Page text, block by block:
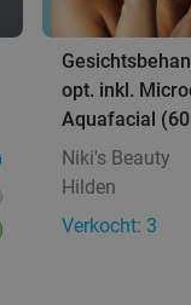
opt. inkl.
Aquafacial
Niki's Beauty
Hilden
Verkocht: 3